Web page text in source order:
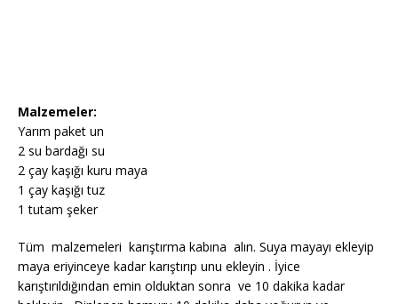
Malzemeler:
Yarım paket un
2 su bardağı su
2 çay kaşığı kuru maya
1 çay kaşığı tuz
1 tutam şeker
Tüm malzemeleri karıştırma kabına alın. Suya mayayı ekleyip
maya eriyinceye kadar karıştırıp unu ekleyin . İyice
karıştırıldığından emin olduktan sonra ve 10 dakika kadar